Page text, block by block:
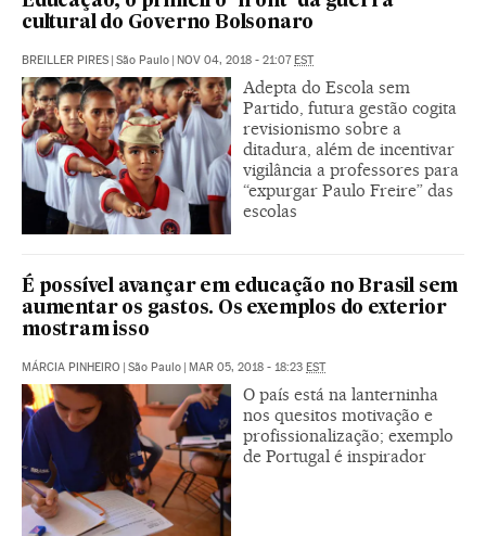
cultural do Governo Bolsonaro
BREILLER PIRES | São Paulo | NOV 04, 2018 - 21:07EST
Adepta do Escola sem
Partido, futura gestão cogita
revisionismo sobre a
ditadura, além de incentivar
vigilância a professores para
“expurgar Paulo Freire” das
escolas
É possível avançar em educação no Brasil sem
aumentar os gastos. Os exemplos do exterior
mostram isso
MÁRCIA PINHEIRO | São Paulo | MAR 05, 2018 - 18:23 EST
O país está na lanterninha
nos quesitos motivação e
profissionalização; exemplo
de Portugal é inspirador